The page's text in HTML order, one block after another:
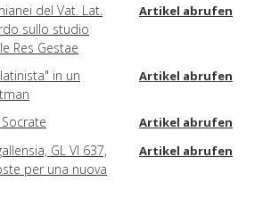
del Vat. Lat.
sullo studio
Res Gestae
Artikel abrufen
in un
Artikel abrufen
Artikel abrufen
GL VI 637,
per una nuova
Artikel abrufen